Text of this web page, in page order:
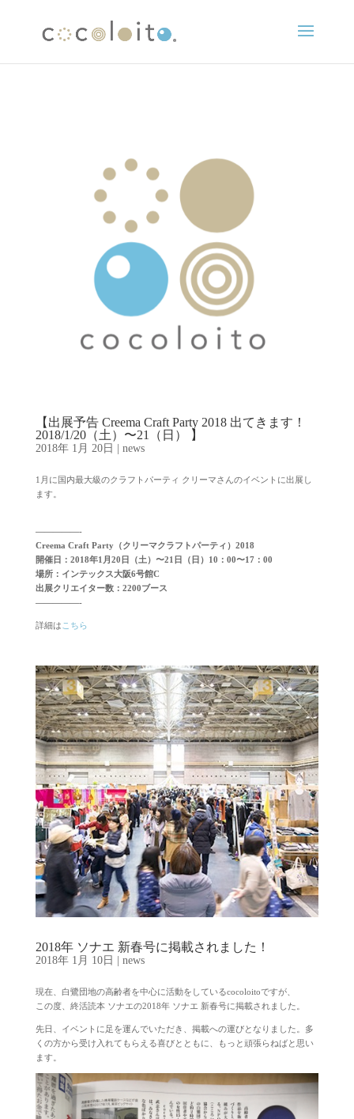
【出展予告 Creema Craft Party 2018 出てきます！
2018/1/20（土）〜21（日） 】
2018年 1月 20日 news
1月に国内最大級のクラフトパーティ クリーマさんのイベントに出展し
ます。
—————-
Creema Craft Party（クリーマクラフトパーティ）2018
開催日：2018年1月20日（土）〜21日（日）10：00〜17：00
場所：インテックス大阪6号館C
出展クリエイター数：2200ブース
—————-
詳細は こちら
2018年 ソナエ 新春号に掲載されました！
2018年 1月 10日 news
現在、白鷺団地の高齢者を中心に活動をしているcocoloitoですが、
この度、終活読本 ソナエの2018年 ソナエ 新春号に掲載されました。
先日、イベントに足を運んでいただき、掲載への運びとなりました。多
くの方から受け入れてもらえる喜びとともに、もっと頑張らねばと思い
ます。